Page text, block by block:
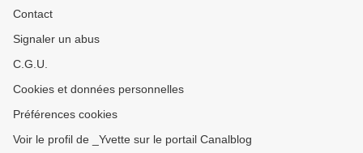
Contact
Signaler un abus
C.G.U.
Cookies et données personnelles
Préférences cookies
Voir le profil de _Yvette sur le portail Canalblog